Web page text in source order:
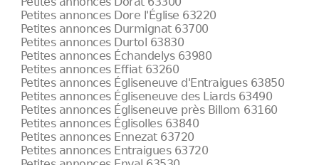
Petites annonces Dore l'Église 63220
Petites annonces Durmignat 63700
Petites annonces Durtol 63830
Petites annonces Échandelys 63980
Petites annonces Effiat 63260
Petites annonces Égliseneuve d'Entraigues 63850
Petites annonces Égliseneuve des Liards 63490
Petites annonces Égliseneuve près Billom 63160
Petites annonces Églisolles 63840
Petites annonces Ennezat 63720
Petites annonces Entraigues 63720